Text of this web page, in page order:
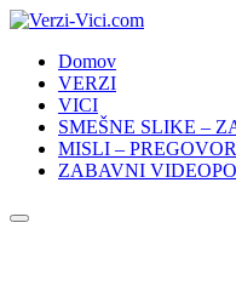
Skip
contentDomov
VERZI
VICI
SMEŠNE SLIKE –
MISLI –
ZABAVNI